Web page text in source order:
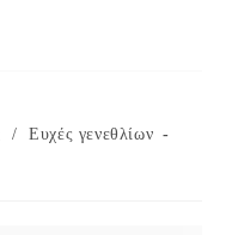
/
Ευχές γενεθλίων